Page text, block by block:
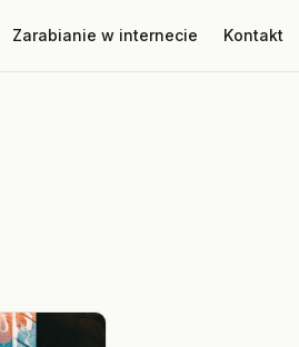
Zarabianie w internecie Kontakt